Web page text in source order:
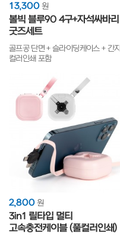
13,300 원
볼빅 블루90 4구+자석싸바리
굿즈세트
골프공 단면 + 슬라이딩케이스 + 간지
컬러인쇄 포함
2,800 원
3in1 릴타입 멀티
고속충전케이블 (풀컬러인쇄)